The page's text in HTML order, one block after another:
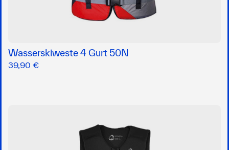
Wasserskiweste 4 Gurt 50N
39,90 €